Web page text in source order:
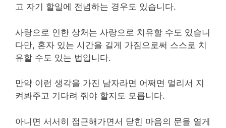
고 자기 할일에 전념하는 경우도 있습니다.
사랑으로 인한 상처는 사랑으로 치유할 수도 있습니
다만, 혼자 있는 시간을 길게 가짐으로써 스스로 치
유할 수도 있는 법입니다.
만약 이런 생각을 가진 남자라면 어쩌면 멀리서 지
켜봐주고 기다려 줘야 할지도 모릅니다.
아니면 서서히 접근해가면서 닫힌 마음의 문을 열게